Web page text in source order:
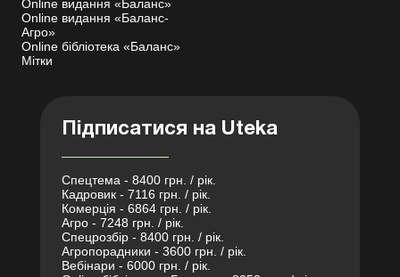
Online видання «Баланс»
Online видання «Баланс-
Агро»
Online бібліотека «Баланс»
Мітки
Підписатися на Uteka
Спецтема - 8400 грн. / рік.
Кадровик - 7116 грн. / рік.
Комерція - 6864 грн. / рік.
Агро - 7248 грн. / рік.
Спецрозбір - 8400 грн. / рік.
Агропорадники - 3600 грн. / рік.
Вебінари - 6000 грн. / рік.